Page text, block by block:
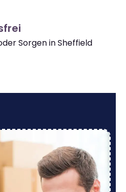
Sorgen in Sheffield